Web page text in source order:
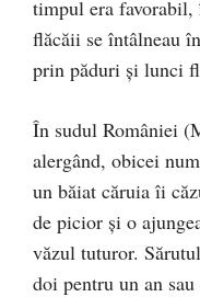
timpul era favorabil,
flăcăii se întâlneau
prin păduri şi lunci
În sudul României
alergând, obicei
un băiat căruia îi
de picior şi o
văzul tuturor.
doi pentru un an